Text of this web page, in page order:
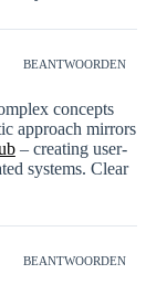
BEANTWOORDEN
concepts
approach mirrors
– creating user-
systems. Clear
BEANTWOORDEN